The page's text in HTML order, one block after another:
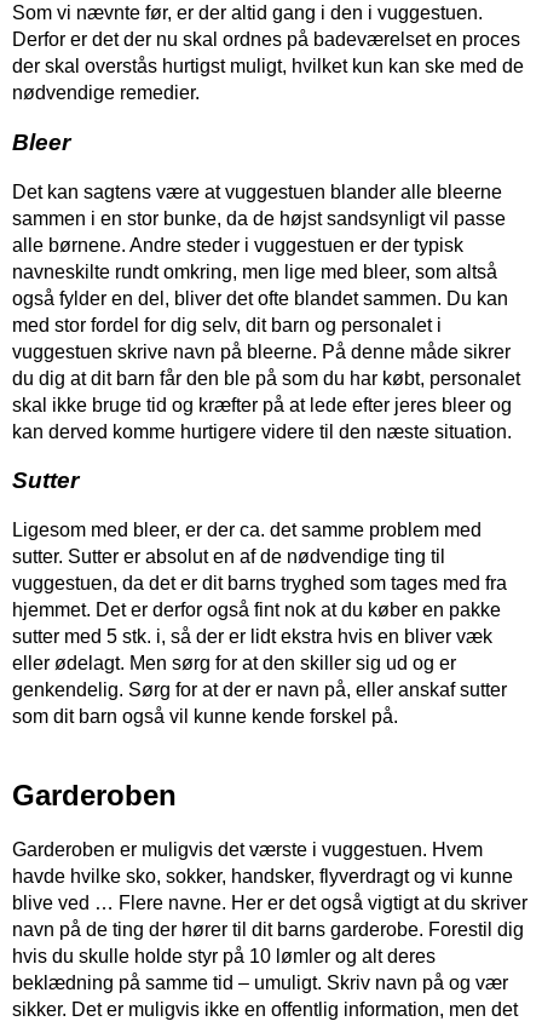
Som vi nævnte før, er der altid gang i den i vuggestuen.
Derfor er det der nu skal ordnes på badeværelset en proces
der skal overstås hurtigst muligt, hvilket kun kan ske med de
nødvendige remedier.
Bleer
Det kan sagtens være at vuggestuen blander alle bleerne
sammen i en stor bunke, da de højst sandsynligt vil passe
alle børnene. Andre steder i vuggestuen er der typisk
navneskilte rundt omkring, men lige med bleer, som altså
også fylder en del, bliver det ofte blandet sammen. Du kan
med stor fordel for dig selv, dit barn og personalet i
vuggestuen skrive navn på bleerne. På denne måde sikrer
du dig at dit barn får den ble på som du har købt, personalet
skal ikke bruge tid og kræfter på at lede efter jeres bleer og
kan derved komme hurtigere videre til den næste situation.
Sutter
Ligesom med bleer, er der ca. det samme problem med
sutter. Sutter er absolut en af de nødvendige ting til
vuggestuen, da det er dit barns tryghed som tages med fra
hjemmet. Det er derfor også fint nok at du køber en pakke
sutter med 5 stk. i, så der er lidt ekstra hvis en bliver væk
eller ødelagt. Men sørg for at den skiller sig ud og er
genkendelig. Sørg for at der er navn på, eller anskaf sutter
som dit barn også vil kunne kende forskel på.
Garderoben
Garderoben er muligvis det værste i vuggestuen. Hvem
havde hvilke sko, sokker, handsker, flyverdragt og vi kunne
blive ved … Flere navne. Her er det også vigtigt at du skriver
navn på de ting der hører til dit barns garderobe. Forestil dig
hvis du skulle holde styr på 10 lømler og alt deres
beklædning på samme tid – umuligt. Skriv navn på og vær
sikker. Det er muligvis ikke en offentlig information, men det